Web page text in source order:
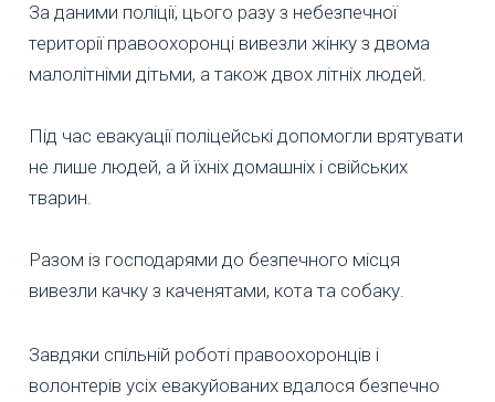
За даними поліції, цього разу з небезпечної
території правоохоронці вивезли жінку з двома
малолітніми дітьми, а також двох літніх людей.
Під час евакуації поліцейські допомогли врятувати
не лише людей, а й їхніх домашніх і свійських
тварин.
Разом із господарями до безпечного місця
вивезли качку з каченятами, кота та собаку.
Завдяки спільній роботі правоохоронців і
волонтерів усіх евакуйованих вдалося безпечно